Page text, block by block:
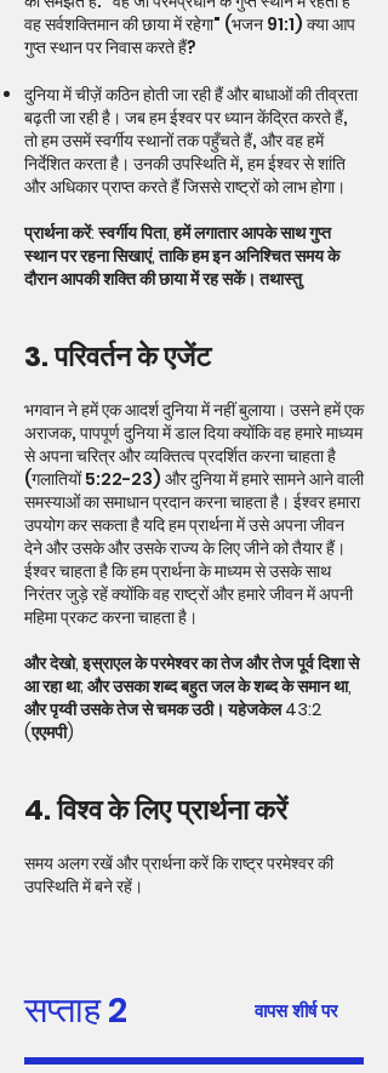
वह सर्वशक्तिमान की छाया में रहेगा" (भजन 91:1) क्या आप
गुप्त स्थान पर निवास करते हैं?
दुनिया में चीज़ें कठिन होती जा रही हैं और बाधाओं की तीव्रता
बढ़ती जा रही है। जब हम ईश्वर पर ध्यान केंद्रित करते हैं,
तो हम उसमें स्वर्गीय स्थानों तक पहुँचते हैं, और वह हमें
निर्देशित करता है। उनकी उपस्थिति में, हम ईश्वर से शांति
और अधिकार प्राप्त करते हैं जिससे राष्ट्रों को लाभ होगा।
प्रार्थना करें: स्वर्गीय पिता, हमें लगातार आपके साथ गुप्त
स्थान पर रहना सिखाएं, ताकि हम इन अनिश्चित समय के
दौरान आपकी शक्ति की छाया में रह सकें। तथास्तु
3. परिवर्तन के एजेंट
भगवान ने हमें एक आदर्श दुनिया में नहीं बुलाया। उसने हमें एक
अराजक, पापपूर्ण दुनिया में डाल दिया क्योंकि वह हमारे माध्यम
से अपना चरित्र और व्यक्तित्व प्रदर्शित करना चाहता है
(गलातियों 5:22-23) और दुनिया में हमारे सामने आने वाली
समस्याओं का समाधान प्रदान करना चाहता है। ईश्वर हमारा
उपयोग कर सकता है यदि हम प्रार्थना में उसे अपना जीवन
देने और उसके और उसके राज्य के लिए जीने को तैयार हैं।
ईश्वर चाहता है कि हम प्रार्थना के माध्यम से उसके साथ
निरंतर जुड़े रहें क्योंकि वह राष्ट्रों और हमारे जीवन में अपनी
महिमा प्रकट करना चाहता है।
और देखो, इस्राएल के परमेश्वर का तेज और तेज पूर्व दिशा से
आ रहा था; और उसका शब्द बहुत जल के शब्द के समान था,
और पृय्वी उसके तेज से चमक उठी। यहेजकेल 43:2
(एएमपी)
4. विश्व के लिए प्रार्थना करें
समय अलग रखें और प्रार्थना करें कि राष्ट्र परमेश्वर की
उपस्थिति में बने रहें।
सप्ताह 2 वापस शीर्ष पर